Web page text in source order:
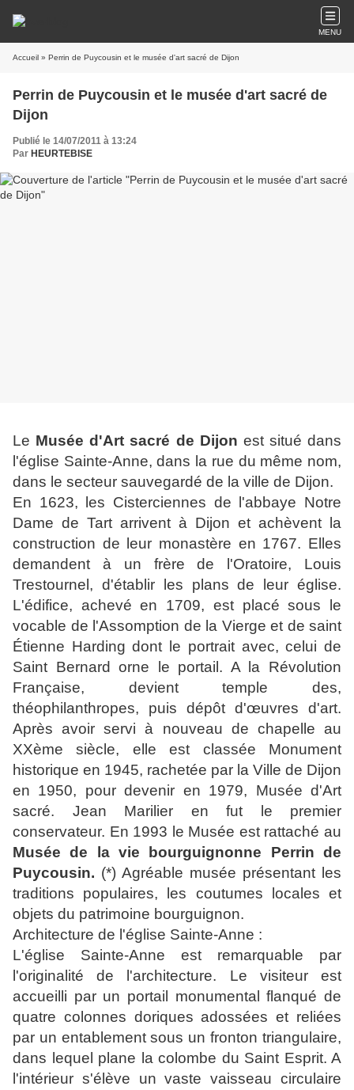
MENU
Accueil » Perrin de Puycousin et le musée d'art sacré de Dijon
Perrin de Puycousin et le musée d'art sacré de
Dijon
Publié le 14/07/2011 à 13:24
Par HEURTEBISE
Le Musée d'Art sacré de Dijon est situé dans
l'église Sainte-Anne, dans la rue du même nom,
dans le secteur sauvegardé de la ville de Dijon.
En 1623, les Cisterciennes de l'abbaye Notre
Dame de Tart arrivent à Dijon et achèvent la
construction de leur monastère en 1767. Elles
demandent à un frère de l'Oratoire, Louis
Trestournel, d'établir les plans de leur église.
L'édifice, achevé en 1709, est placé sous le
vocable de l'Assomption de la Vierge et de saint
Étienne Harding dont le portrait avec, celui de
Saint Bernard orne le portail. A la Révolution
Française, devient temple des,
théophilanthropes, puis dépôt d'œuvres d'art.
Après avoir servi à nouveau de chapelle au
XXème siècle, elle est classée Monument
historique en 1945, rachetée par la Ville de Dijon
en 1950, pour devenir en 1979, Musée d'Art
sacré. Jean Marilier en fut le premier
conservateur. En 1993 le Musée est rattaché au
Musée de la vie bourguignonne Perrin de
Puycousin. (*) Agréable musée présentant les
traditions populaires, les coutumes locales et
objets du patrimoine bourguignon.
Architecture de l'église Sainte-Anne :
L'église Sainte-Anne est remarquable par
l'originalité de l'architecture. Le visiteur est
accueilli par un portail monumental flanqué de
quatre colonnes doriques adossées et reliées
par un entablement sous un fronton triangulaire,
dans lequel plane la colombe du Saint Esprit. A
l'intérieur s'élève un vaste vaisseau circulaire